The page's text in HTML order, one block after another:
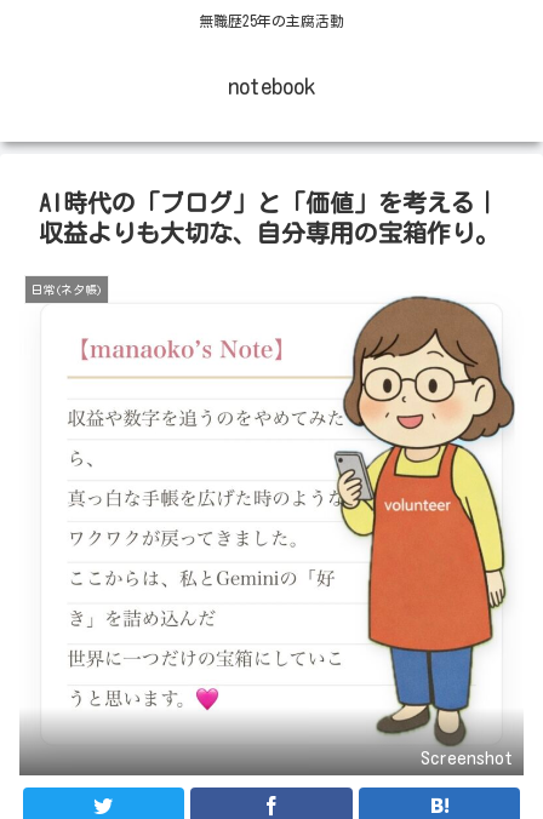
無職歴25年の主腐活動
notebook
AI時代の「ブログ」と「価値」を考える｜
収益よりも大切な、自分専用の宝箱作り。
日常(ネタ帳)
Screenshot